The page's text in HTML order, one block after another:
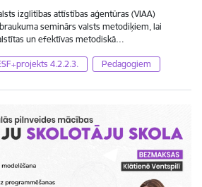
izglītības attīstības aģentūras (VIAA)
seminārs valsts metodiķiem, lai
un efektīvas metodiskā…
4.2.2.3. Pedagogiem